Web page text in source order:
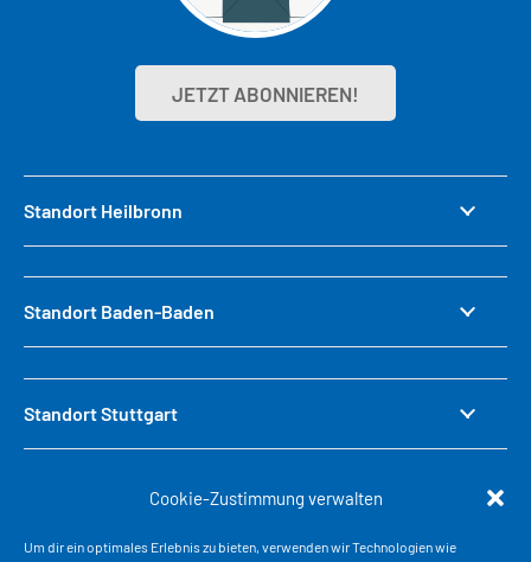
Cookie-Zustimmung verwalten
Um dir ein optimales Erlebnis zu bieten, verwenden wir Technologien wie
JETZT ABONNIEREN!
Standort Heilbronn
Standort Baden-Baden
Standort Stuttgart